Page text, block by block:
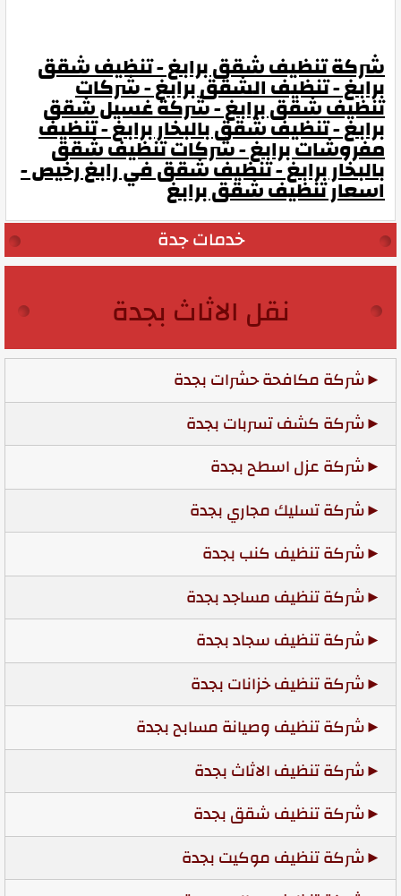
شركة تنظيف شقق برابغ - تنظيف شقق
برابغ - تنظيف الشقق برابغ - شركات
تنظيف شقق برابغ - شركة غسيل شقق
برابغ - تنظيف شقق بالبخار برابغ - تنظيف
مفروشات برابغ - شركات تنظيف شقق
بالبخار برابغ - تنظيف شقق في رابغ رخيص -
اسعار تنظيف شقق برابغ
خدمات جدة
نقل الاثاث بجدة
شركة مكافحة حشرات بجدة
شركة كشف تسربات بجدة
شركة عزل اسطح بجدة
شركة تسليك مجاري بجدة
شركة تنظيف كنب بجدة
شركة تنظيف مساجد بجدة
شركة تنظيف سجاد بجدة
شركة تنظيف خزانات بجدة
شركة تنظيف وصيانة مسابح بجدة
شركة تنظيف الاثاث بجدة
شركة تنظيف شقق بجدة
شركة تنظيف موكيت بجدة